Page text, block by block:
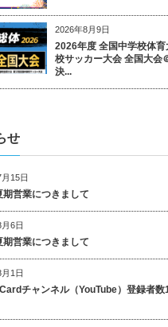
2026年8月9日
2026年度 全国中学校体
校サッカー大会 全国大会
決...
せ
15日
期営業につきまして
6日
期営業につきまして
1日
チャンネル（YouTube）登録者数